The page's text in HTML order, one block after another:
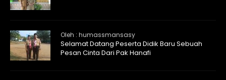
Oleh : humassmansasy
Selamat Datang Peserta Didik Baru Sebuah
Pesan Cinta Dari Pak Hanafi